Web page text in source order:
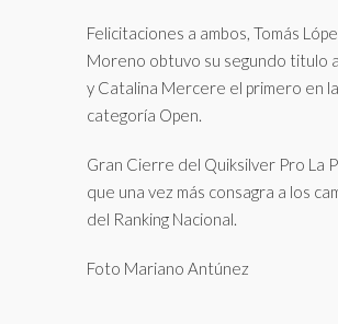
Felicitaciones a ambos, Tomás
Moreno obtuvo su segundo titulo
y Catalina Mercere el primero en la
categoría Open.
Gran Cierre del Quiksilver Pro La
que una vez más consagra a los
del Ranking Nacional.
Foto Mariano Antúnez